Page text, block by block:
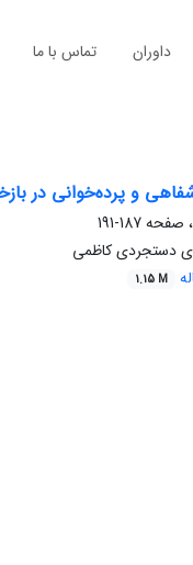
داوران تماس با ما
و پرده‌خوانی در
187-191
دستجردی کاظمی
1.15 M